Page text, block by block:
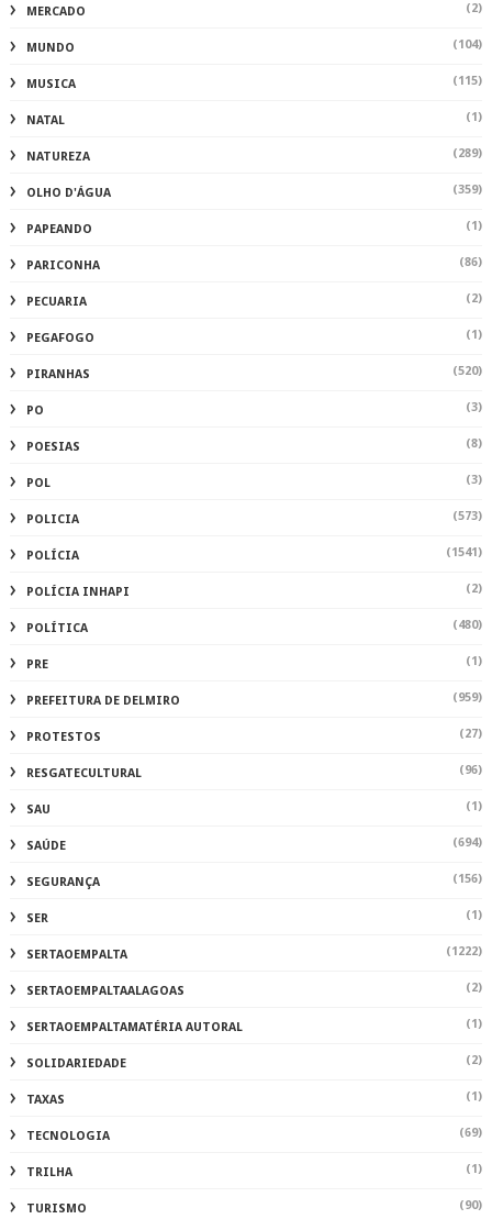
MERCADO (2)
MUNDO (104)
MUSICA (115)
NATAL (1)
NATUREZA (289)
OLHO D'ÁGUA (359)
PAPEANDO (1)
PARICONHA (86)
PECUARIA (2)
PEGAFOGO (1)
PIRANHAS (520)
PO (3)
POESIAS (8)
POL (3)
POLICIA (573)
POLÍCIA (1541)
POLÍCIA INHAPI (2)
POLÍTICA (480)
PRE (1)
PREFEITURA DE DELMIRO (959)
PROTESTOS (27)
RESGATECULTURAL (96)
SAU (1)
SAÚDE (694)
SEGURANÇA (156)
SER (1)
SERTAOEMPALTA (1222)
SERTAOEMPALTAALAGOAS (2)
SERTAOEMPALTAMATÉRIA AUTORAL (1)
SOLIDARIEDADE (2)
TAXAS (1)
TECNOLOGIA (69)
TRILHA (1)
TURISMO (90)